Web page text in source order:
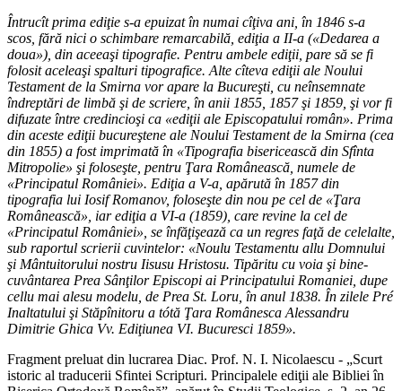
Întrucît prima ediţie s-a epuizat în numai cîţiva ani, în 1846 s-a
scos, fără nici o schimbare remarcabilă, ediţia a II-a («Dedarea a
doua»), din aceeaşi tipografie. Pentru ambele ediţii, pare să se fi
folosit aceleaşi spalturi tipografice. Alte cîteva ediţii ale Noului
Testament de la Smirna vor apare la Bucureşti, cu neînsemnate
îndreptări de limbă şi de scriere, în anii 1855, 1857 şi 1859, şi vor fi
difuzate între credincioşi ca «ediţii ale Episcopatului român». Prima
din aceste ediţii bucureştene ale Noului Testament de la Smirna (cea
din 1855) a fost imprimată în «Tipografia bisericească din Sfînta
Mitropolie» şi foloseşte, pentru Ţara Românească, numele de
«Principatul României». Ediţia a V-a, apărută în 1857 din
tipografia lui Iosif Romanov, foloseşte din nou pe cel de «Ţara
Românească», iar ediţia a VI-a (1859), care revine la cel de
«Principatul României», se înfăţişează ca un regres faţă de celelalte,
sub raportul scrierii cuvintelor: «Noulu Testamentu allu Domnului
şi Mântuitorului nostru Iisusu Hristosu. Tipăritu cu voia şi bine-
cuvântarea Prea Sânţilor Episcopi ai Principatului Romaniei, dupe
cellu mai alesu modelu, de Prea St. Loru, în anul 1838. În zilele Pré
Inaltatului şi Stăpînitoru a tótă Ţara Românesca Alessandru
Dimitrie Ghica Vv. Ediţiunea VI. Bucuresci 1859».
Fragment preluat din lucrarea Diac. Prof. N. I. Nicolaescu - „Scurt
istoric al traducerii Sfintei Scripturi. Principalele ediţii ale Bibliei în